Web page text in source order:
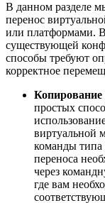
В данном разделе
перенос
или платформами.
существующей
способы требуют
корректное
Копирование
простых
виртуальной
команды типа
переноса
через
где вам